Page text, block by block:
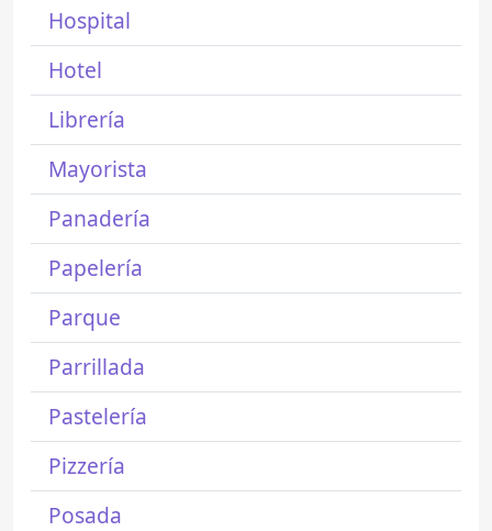
Hospital
Hotel
Librería
Mayorista
Panadería
Papelería
Parque
Parrillada
Pastelería
Pizzería
Posada